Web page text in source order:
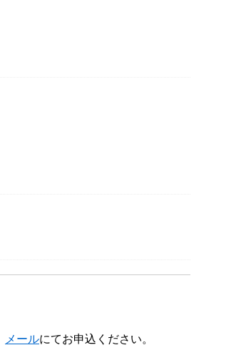
メールにてお申込ください。